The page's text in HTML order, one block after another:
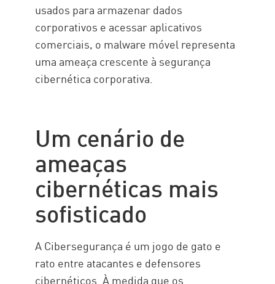
usados para armazenar dados
corporativos e acessar aplicativos
comerciais, o malware móvel representa
uma ameaça crescente à segurança
cibernética corporativa.
Um cenário de
ameaças
cibernéticas mais
sofisticado
A Cibersegurança é um jogo de gato e
rato entre atacantes e defensores
cibernéticos. À medida que os